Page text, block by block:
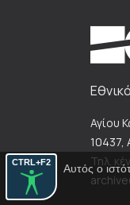
CTRL+F2
Αυτός ο
Αγίου
10437,
Τηλ.